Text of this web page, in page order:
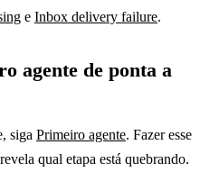
e Inbox delivery failure.
agente de ponta a
siga Primeiro agente. Fazer esse
qual etapa está quebrando.